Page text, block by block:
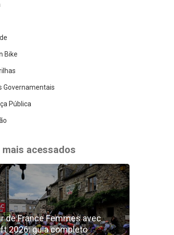
Bike
Governamentais
Pública
acessados
de France Femmes avec
2026: guia completo